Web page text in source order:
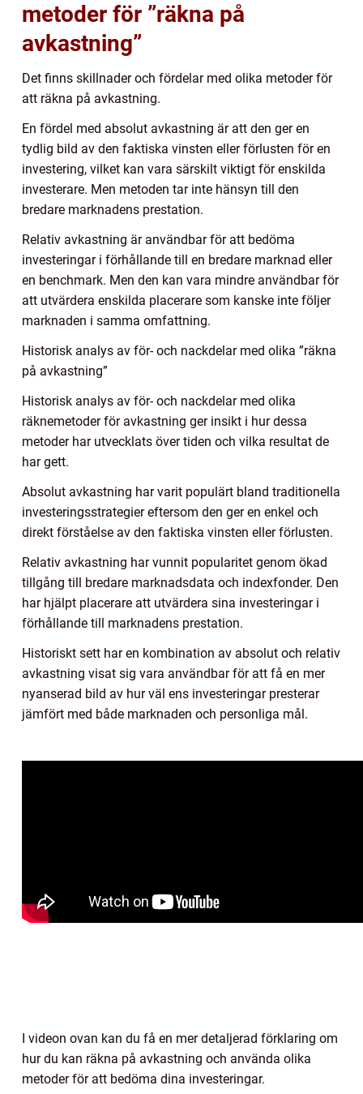
metoder för ”räkna på
avkastning”
Det finns skillnader och fördelar med olika metoder för
att räkna på avkastning.
En fördel med absolut avkastning är att den ger en
tydlig bild av den faktiska vinsten eller förlusten för en
investering, vilket kan vara särskilt viktigt för enskilda
investerare. Men metoden tar inte hänsyn till den
bredare marknadens prestation.
Relativ avkastning är användbar för att bedöma
investeringar i förhållande till en bredare marknad eller
en benchmark. Men den kan vara mindre användbar för
att utvärdera enskilda placerare som kanske inte följer
marknaden i samma omfattning.
Historisk analys av för- och nackdelar med olika ”räkna
på avkastning”
Historisk analys av för- och nackdelar med olika
räknemetoder för avkastning ger insikt i hur dessa
metoder har utvecklats över tiden och vilka resultat de
har gett.
Absolut avkastning har varit populärt bland traditionella
investeringsstrategier eftersom den ger en enkel och
direkt förståelse av den faktiska vinsten eller förlusten.
Relativ avkastning har vunnit popularitet genom ökad
tillgång till bredare marknadsdata och indexfonder. Den
har hjälpt placerare att utvärdera sina investeringar i
förhållande till marknadens prestation.
Historiskt sett har en kombination av absolut och relativ
avkastning visat sig vara användbar för att få en mer
nyanserad bild av hur väl ens investeringar presterar
jämfört med både marknaden och personliga mål.
I videon ovan kan du få en mer detaljerad förklaring om
hur du kan räkna på avkastning och använda olika
metoder för att bedöma dina investeringar.